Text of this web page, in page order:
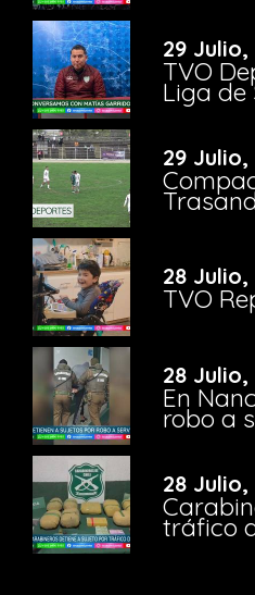
29 Julio,
TVO
Liga de
29 Julio,
28 Julio,
TVO
28 Julio,
En
robo a
28 Julio,
tráfico